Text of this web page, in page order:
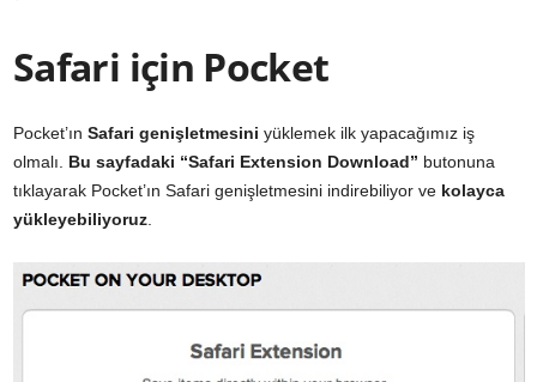
Safari için Pocket
Pocket’ın Safari genişletmesini yüklemek ilk yapacağımız iş
olmalı. Bu sayfadaki “Safari Extension Download” butonuna
tıklayarak Pocket’ın Safari genişletmesini indirebiliyor ve kolayca
yükleyebiliyoruz